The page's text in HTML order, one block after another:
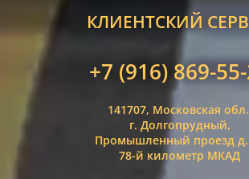
КЛИЕНТСКИЙ
+7 (916) 869-
141707, Московская
г. Долгопрудный,
Промышленный проезд
78-й километр МКАД